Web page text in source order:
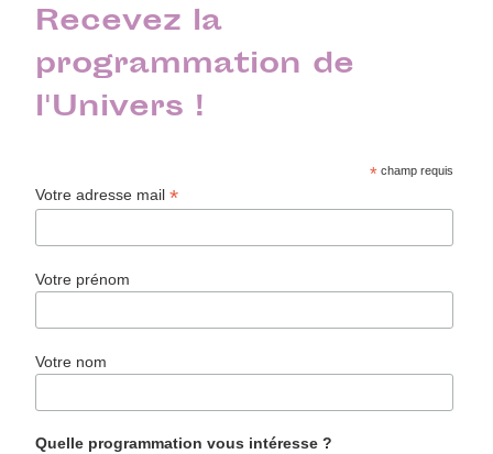
Recevez la
programmation de
l'Univers !
* champ requis
Votre adresse mail*
Votre prénom
Votre nom
Quelle programmation vous intéresse ?